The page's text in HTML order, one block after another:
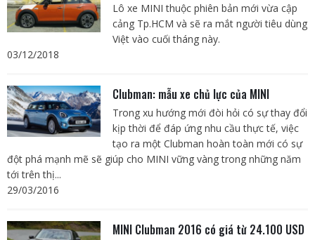
Lô xe MINI thuộc phiên bản mới vừa cập
cảng Tp.HCM và sẽ ra mắt người tiêu dùng
Việt vào cuối tháng này.
03/12/2018
Clubman: mẫu xe chủ lực của MINI
Trong xu hướng mới đòi hỏi có sự thay đổi
kịp thời để đáp ứng nhu cầu thực tế, việc
tạo ra một Clubman hoàn toàn mới có sự
đột phá mạnh mẽ sẽ giúp cho MINI vững vàng trong những năm
tới trên thị...
29/03/2016
MINI Clubman 2016 có giá từ 24.100 USD